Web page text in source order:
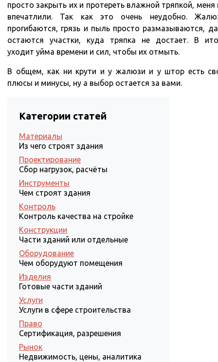
просто закрыть их и протереть влажной тряпкой, меня
впечатлили. Так как это очень неудобно.
прогибаются, грязь и пыль просто размазываются,
остаются участки, куда тряпка не достает. В
уходит уйма времени и сил, чтобы их отмыть.
В общем, как ни крути и у жалюзи и у штор есть
плюсы и минусы, ну а выбор остается за вами.
Категории статей
Материалы
Из чего строят здания
Проектирование
Сбор нагрузок, расчёты
Инструменты
Чем строят здания
Контроль
Контроль качества на стройке
Конструкции
Части зданий или отдельные
Оборудование
Чем оборудуют помещения
Изделия
Готовые части зданий
Услуги
Услуги в сфере строительства
Право
Сертификация, разрешения
Рынок
Недвижимость, цены, аналитика